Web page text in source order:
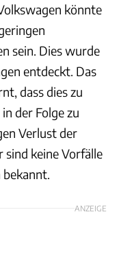
könnte
sein. Dies wurde
entdeckt. Das
dass dies zu
der Folge zu
Verlust der
sind keine Vorfälle
bekannt.
ANZEIGE